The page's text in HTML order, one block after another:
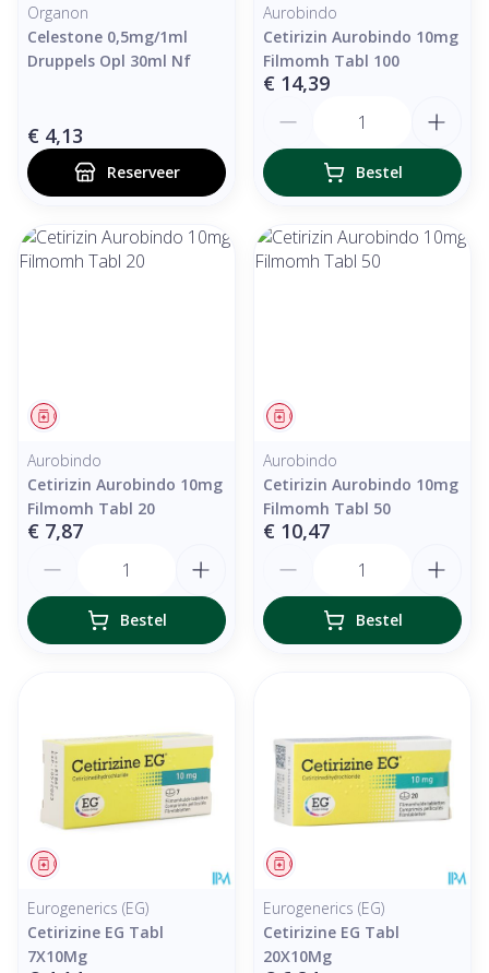
Organon
Celestone 0,5mg/1ml
Druppels Opl 30ml Nf
€ 4,13
Reserveer
Aurobindo
Cetirizin Aurobindo 10mg
Filmomh Tabl 100
€ 14,39
Bestel
Geneesmiddel
Aurobindo
Cetirizin Aurobindo 10mg
Filmomh Tabl 20
€ 7,87
Bestel
Geneesmiddel
Aurobindo
Cetirizin Aurobindo 10mg
Filmomh Tabl 50
€ 10,47
Bestel
Geneesmiddel
Eurogenerics (EG)
Cetirizine EG Tabl
7X10Mg
Geneesmiddel
Eurogenerics (EG)
Cetirizine EG Tabl
20X10Mg